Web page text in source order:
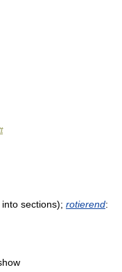
sections); rotierend: